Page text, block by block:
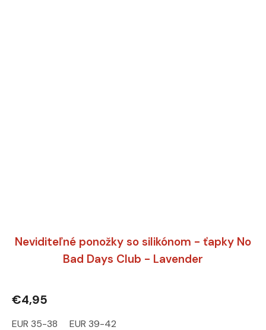
Neviditeľné ponožky so silikónom - ťapky No
Bad Days Club - Lavender
€4,95
EUR 35-38 EUR 39-42